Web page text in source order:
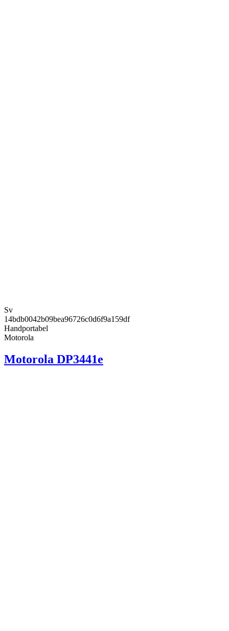
Sv
14bdb0042b09bea96726c0d6f9a159df
Handportabel
Motorola
Motorola DP3441e